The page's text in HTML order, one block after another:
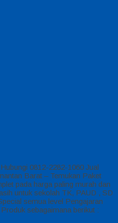
0812-2282-1060 Jual
Barat – Temukan Paket
pada harga paling murah dan
untuk sekolah TK, PAUD , SD
semua level Pengajaran
sebagaimana berikut :